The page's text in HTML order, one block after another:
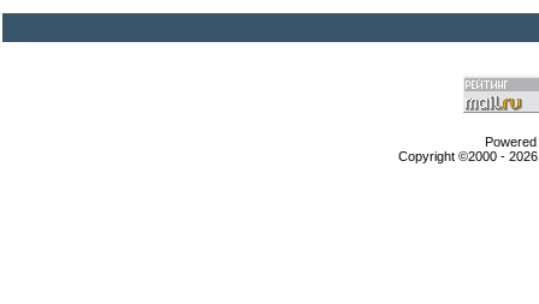
Copyright ©2000 -